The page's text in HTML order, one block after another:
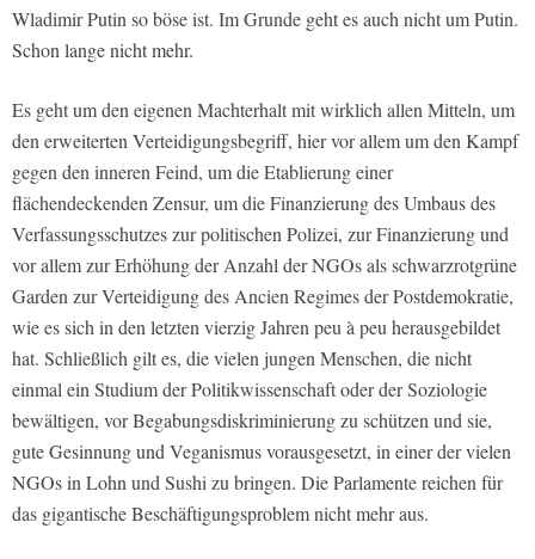
Wladimir Putin so böse ist. Im Grunde geht es auch nicht um Putin.
Schon lange nicht mehr.
Es geht um den eigenen Machterhalt mit wirklich allen Mitteln, um
den erweiterten Verteidigungsbegriff, hier vor allem um den Kampf
gegen den inneren Feind, um die Etablierung einer
flächendeckenden Zensur, um die Finanzierung des Umbaus des
Verfassungsschutzes zur politischen Polizei, zur Finanzierung und
vor allem zur Erhöhung der Anzahl der NGOs als schwarzrotgrüne
Garden zur Verteidigung des Ancien Regimes der Postdemokratie,
wie es sich in den letzten vierzig Jahren peu à peu herausgebildet
hat. Schließlich gilt es, die vielen jungen Menschen, die nicht
einmal ein Studium der Politikwissenschaft oder der Soziologie
bewältigen, vor Begabungsdiskriminierung zu schützen und sie,
gute Gesinnung und Veganismus vorausgesetzt, in einer der vielen
NGOs in Lohn und Sushi zu bringen. Die Parlamente reichen für
das gigantische Beschäftigungsproblem nicht mehr aus.